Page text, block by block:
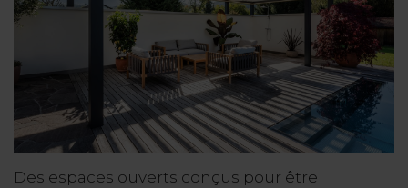
Des espaces ouverts conçus pour être